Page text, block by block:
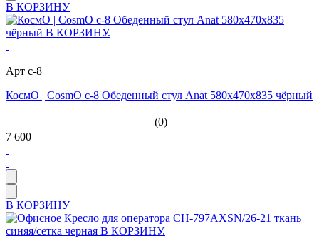
В КОРЗИНУ
Арт c-8
КосмО | CosmO c-8 Обеденный стул Anat 580х470х835 чёрный
(0)
7 600
В КОРЗИНУ